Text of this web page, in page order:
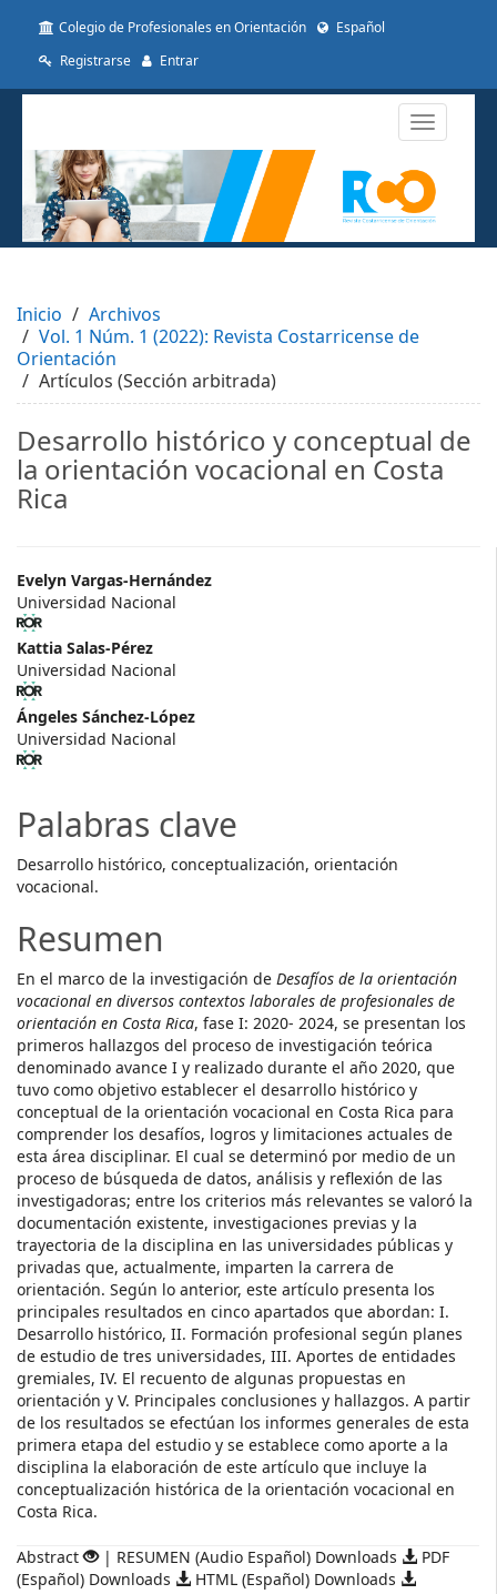
##plugins.themes.themeTen.accessible_menu.sidebar##
Colegio de Profesionales en Orientación
Español
Registrarse
Entrar
Toggle
Inicio
Archivos
Vol. 1 Núm. 1 (2022): Revista Costarricense de
Orientación
Artículos (Sección arbitrada)
Desarrollo histórico y conceptual de
la orientación vocacional en Costa
Rica
Evelyn Vargas-Hernández
Universidad Nacional
Kattia Salas-Pérez
Universidad Nacional
Ángeles Sánchez-López
Universidad Nacional
Palabras clave
Desarrollo histórico, conceptualización, orientación
vocacional.
Resumen
En el marco de la investigación de Desafíos de la orientación
vocacional en diversos contextos laborales de profesionales de
orientación en Costa Rica, fase I: 2020- 2024, se presentan los
primeros hallazgos del proceso de investigación teórica
denominado avance I y realizado durante el año 2020, que
tuvo como objetivo establecer el desarrollo histórico y
conceptual de la orientación vocacional en Costa Rica para
comprender los desafíos, logros y limitaciones actuales de
esta área disciplinar. El cual se determinó por medio de un
proceso de búsqueda de datos, análisis y reflexión de las
investigadoras; entre los criterios más relevantes se valoró la
documentación existente, investigaciones previas y la
trayectoria de la disciplina en las universidades públicas y
privadas que, actualmente, imparten la carrera de
orientación. Según lo anterior, este artículo presenta los
principales resultados en cinco apartados que abordan: I.
Desarrollo histórico, II. Formación profesional según planes
de estudio de tres universidades, III. Aportes de entidades
gremiales, IV. El recuento de algunas propuestas en
orientación y V. Principales conclusiones y hallazgos. A partir
de los resultados se efectúan los informes generales de esta
primera etapa del estudio y se establece como aporte a la
disciplina la elaboración de este artículo que incluye la
conceptualización histórica de la orientación vocacional en
Costa Rica.
Abstract | RESUMEN (Audio Español) Downloads
PDF
(Español) Downloads
HTML (Español) Downloads